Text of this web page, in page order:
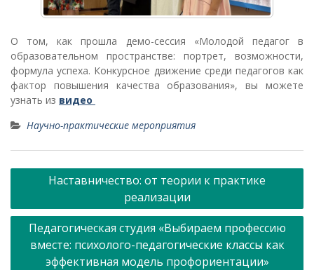
О том, как прошла демо-сессия «Молодой педагог в
образовательном пространстве: портрет, возможности,
формула успеха. Конкурсное движение среди педагогов как
фактор повышения качества образования», вы можете
узнать из видео
Научно-практические мероприятия
Навигация
записям
Наставничество: от теории к практике
реализации
Педагогическая студия «Выбираем профессию
вместе: психолого-педагогические классы как
эффективная модель профориентации»